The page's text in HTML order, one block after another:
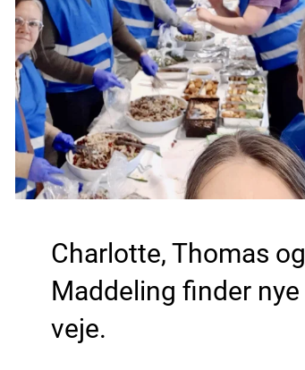
Charlotte, Thomas og
Maddeling finder nye
veje.